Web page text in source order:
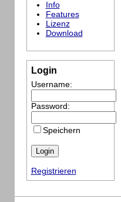
Info
Features
Lizenz
Download
Login
Username:
Password:
Speichern
Registrieren